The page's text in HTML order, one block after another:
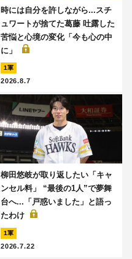
時には自分を許しながら...スチ
ュワートが捨てた葛藤 吐露した
苦悩と心境の変化「今も心の中
に」
1軍
2026.8.7
柳田悠岐が取り返したい「キャ
ンセル料」 “最後の1人”で夢舞
台へ...「戸惑いました」と語っ
たわけ
1軍
2026.7.22